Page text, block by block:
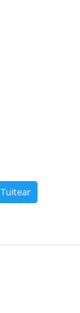
Tuitear